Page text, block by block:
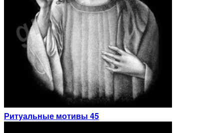
Ритуальные мотивы 45